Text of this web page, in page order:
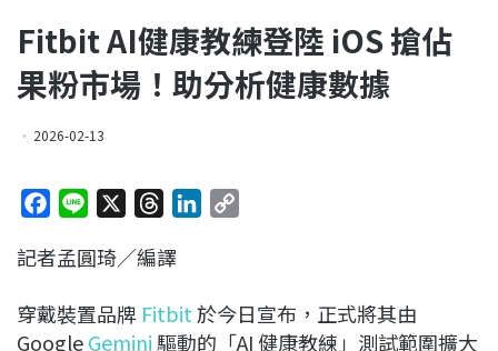
Fitbit AI健康教練登陸 iOS 搶佔
果粉市場！助分析健康數據
2026-02-13
c
b
n
r
a
e
L
記者孟圓琦／編譯
穿戴裝置品牌 Fitbit於今日宣布，正式將其由
GoogleGemini驅動的「AI 健康教練」測試範圍擴大